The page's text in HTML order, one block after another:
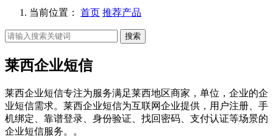
当前位置： 首页 推荐产品
搜索
莱西企业短信
莱西企业短信专注为服务满足莱西地区商家，单位，企业的企
业短信需求。莱西企业短信为互联网企业提供，用户注册、手
机绑定、靠谱登录、身份验证、找回密码、支付认证等场景的
企业短信服务。。